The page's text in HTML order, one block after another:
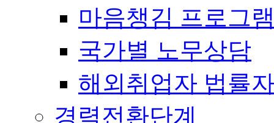
마음챙김 프로그
국가별 노무상담
해외취업자 법률
경력전환단계